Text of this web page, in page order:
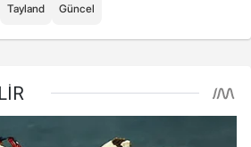
Tayland Güncel